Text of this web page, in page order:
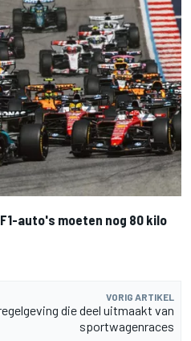
auto's moeten nog 80 kilo
VORIG ARTIKEL
die deel uitmaakt van
sportwagenraces